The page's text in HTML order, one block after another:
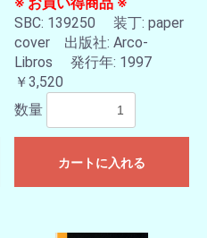
SBC: 139250 装丁: paper
cover 出版社: Arco-
Libros 発行年: 1997
￥3,520
数量
カートに入れる